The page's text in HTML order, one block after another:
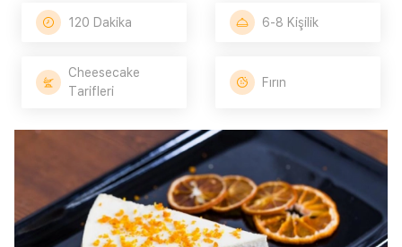
120 Dakika 6-8 Kişilik
Cheesecake
Tarifleri
Fırın